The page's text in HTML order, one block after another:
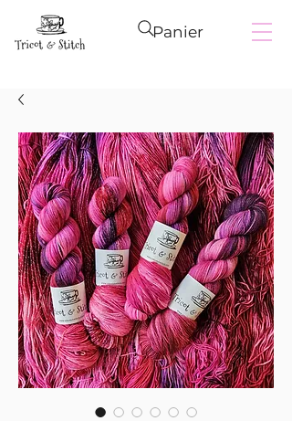
Panier